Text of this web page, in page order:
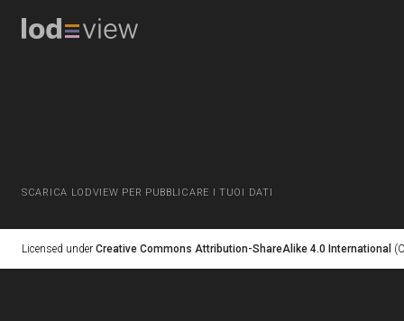
SCARICA LODVIEW PER PUBBLICARE I TUOI DATI
Licensed under Creative Commons Attribution-ShareAlike 4.0 International